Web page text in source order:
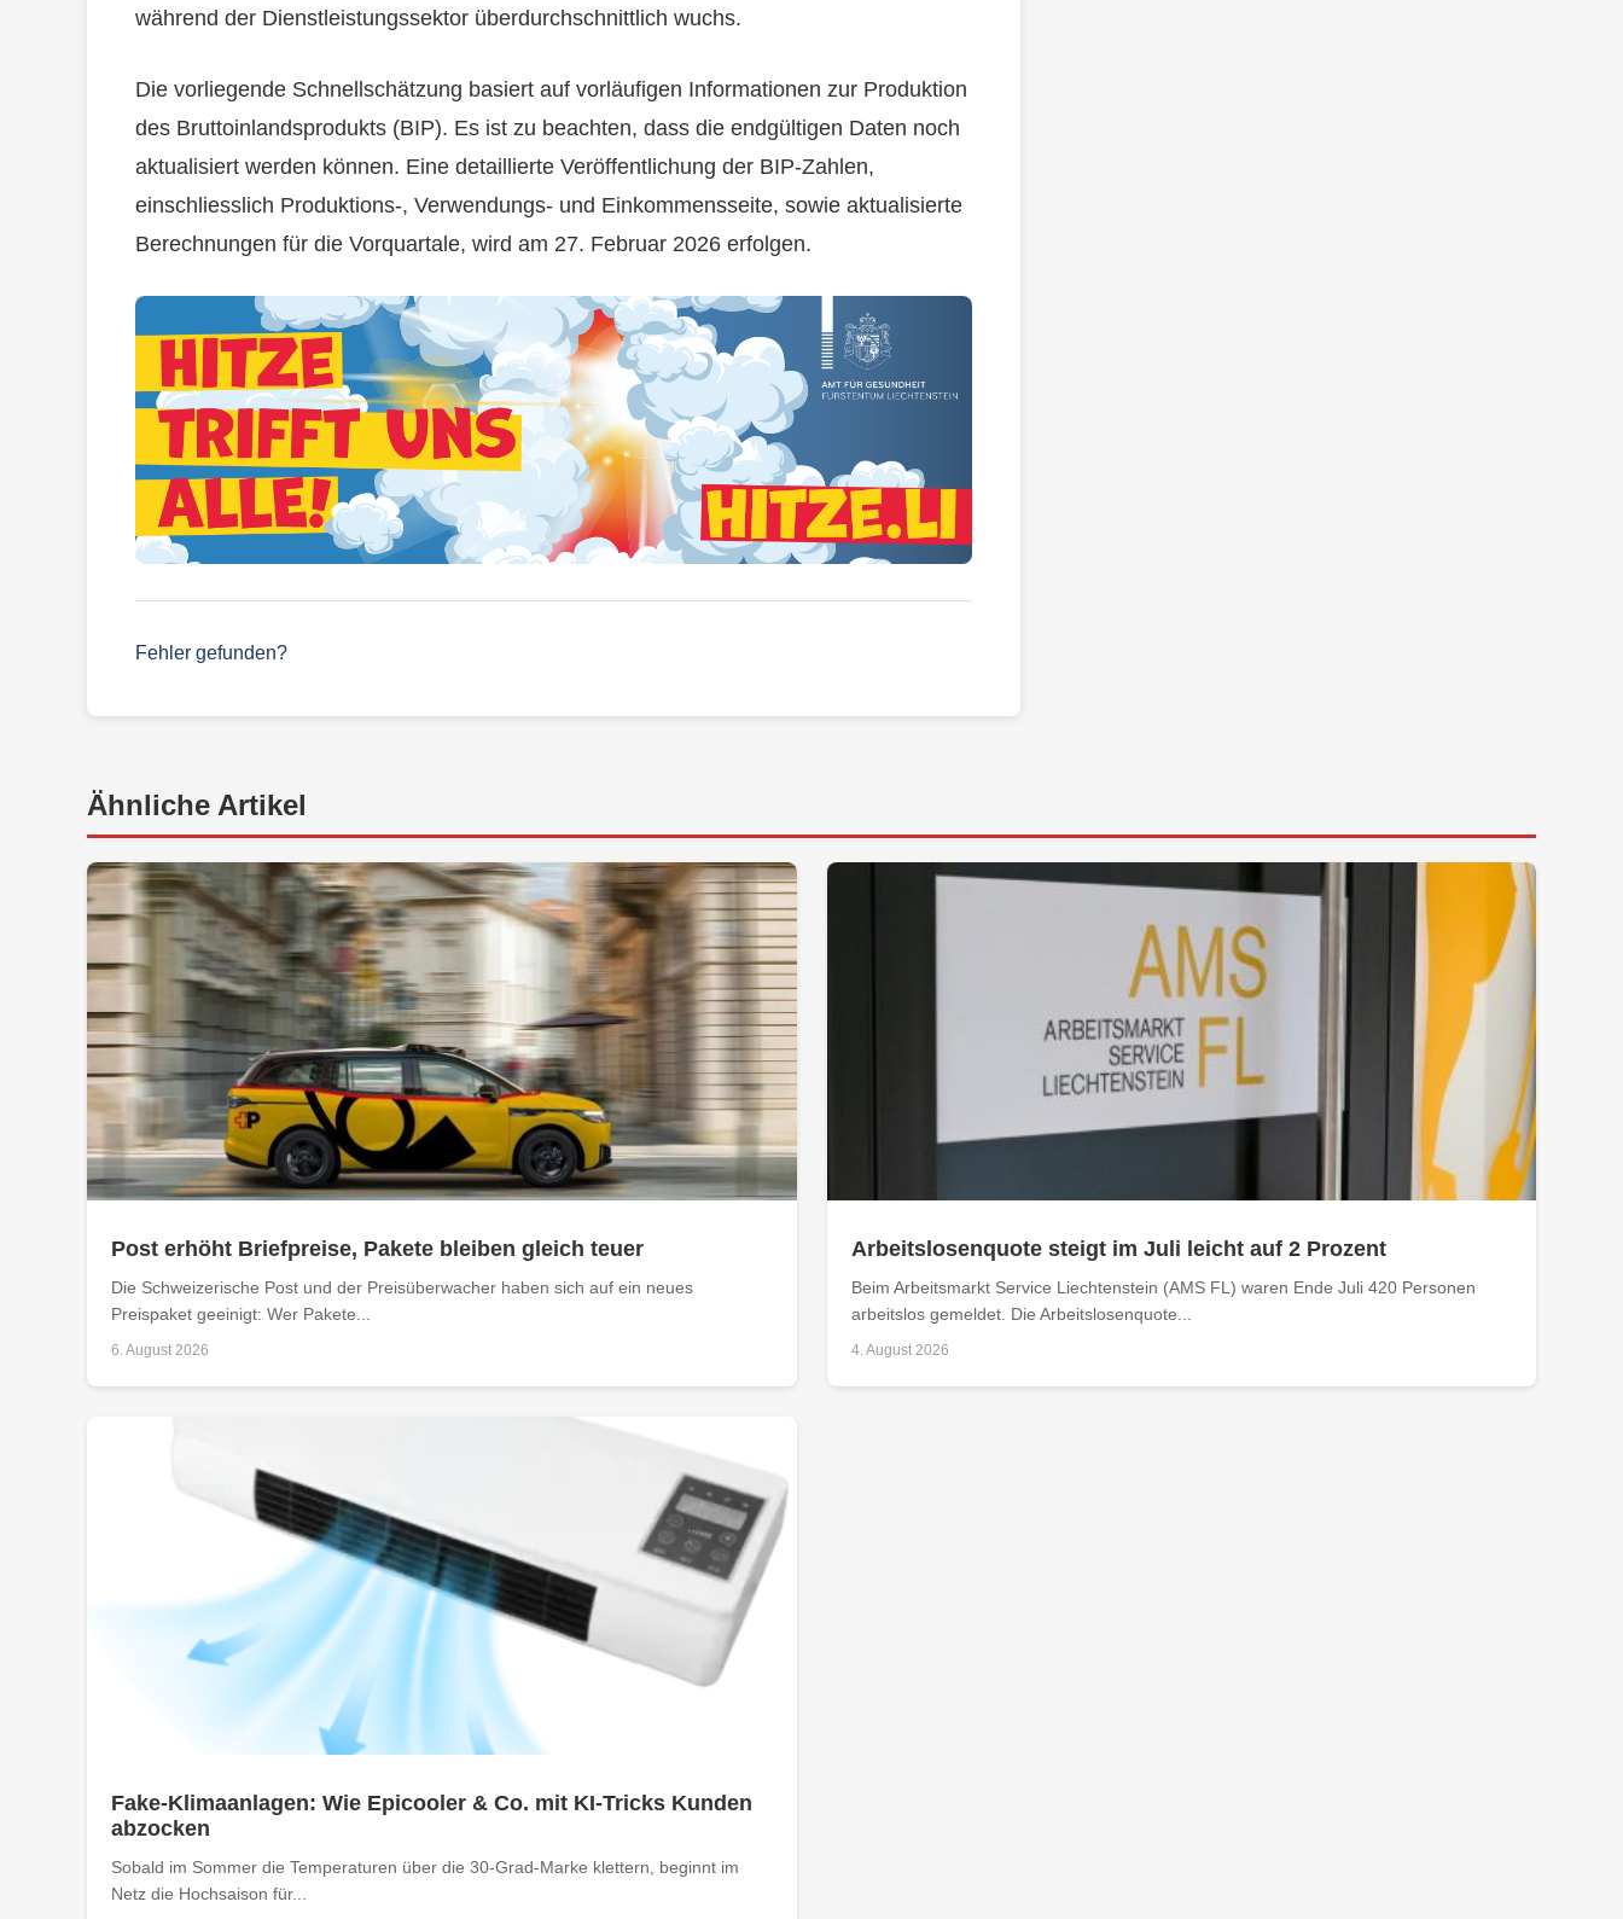
während der Dienstleistungssektor überdurchschnittlich wuchs.
Die vorliegende Schnellschätzung basiert auf vorläufigen Informationen zur Produktion
des Bruttoinlandsprodukts (BIP). Es ist zu beachten, dass die endgültigen Daten noch
aktualisiert werden können. Eine detaillierte Veröffentlichung der BIP-Zahlen,
einschliesslich Produktions-, Verwendungs- und Einkommensseite, sowie aktualisierte
Berechnungen für die Vorquartale, wird am 27. Februar 2026 erfolgen.
Fehler gefunden?
Ähnliche Artikel
Post erhöht Briefpreise, Pakete bleiben gleich teuer
Die Schweizerische Post und der Preisüberwacher haben sich auf ein neues
Preispaket geeinigt: Wer Pakete...
6. August 2026
Arbeitslosenquote steigt im Juli leicht auf 2 Prozent
Beim Arbeitsmarkt Service Liechtenstein (AMS FL) waren Ende Juli 420 Personen
arbeitslos gemeldet. Die Arbeitslosenquote...
4. August 2026
Fake-Klimaanlagen: Wie Epicooler & Co. mit KI-Tricks Kunden
abzocken
Sobald im Sommer die Temperaturen über die 30-Grad-Marke klettern, beginnt im
Netz die Hochsaison für...